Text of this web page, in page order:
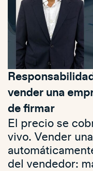
vender una
de firmar
El precio se
vivo. Vender
del vendedor: